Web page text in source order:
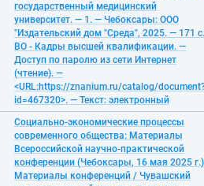
государственный медицинский
университет. — 1. — Чебоксары: ООО
"Издательский дом "Среда", 2025. — 171
ВО - Кадры высшей квалификации. —
Доступ по паролю из сети Интернет
(чтение). —
<URL:https://znanium.ru/catalog/
id=467320>. — Текст: электронный
Социально-экономические процессы
современного общества: Материалы
Всероссийской научно-практической
конференции (Чебоксары, 16 мая 2025
Материалы конференций / Чувашский